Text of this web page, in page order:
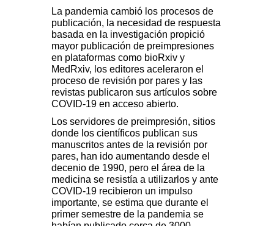
La pandemia cambió los procesos de
publicación, la necesidad de respuesta
basada en la investigación propició
mayor publicación de preimpresiones
en plataformas como bioRxiv y
MedRxiv, los editores aceleraron el
proceso de revisión por pares y las
revistas publicaron sus artículos sobre
COVID-19 en acceso abierto.
Los servidores de preimpresión, sitios
donde los científicos publican sus
manuscritos antes de la revisión por
pares, han ido aumentando desde el
decenio de 1990, pero el área de la
medicina se resistía a utilizarlos y ante
COVID-19 recibieron un impulso
importante, se estima que durante el
primer semestre de la pandemia se